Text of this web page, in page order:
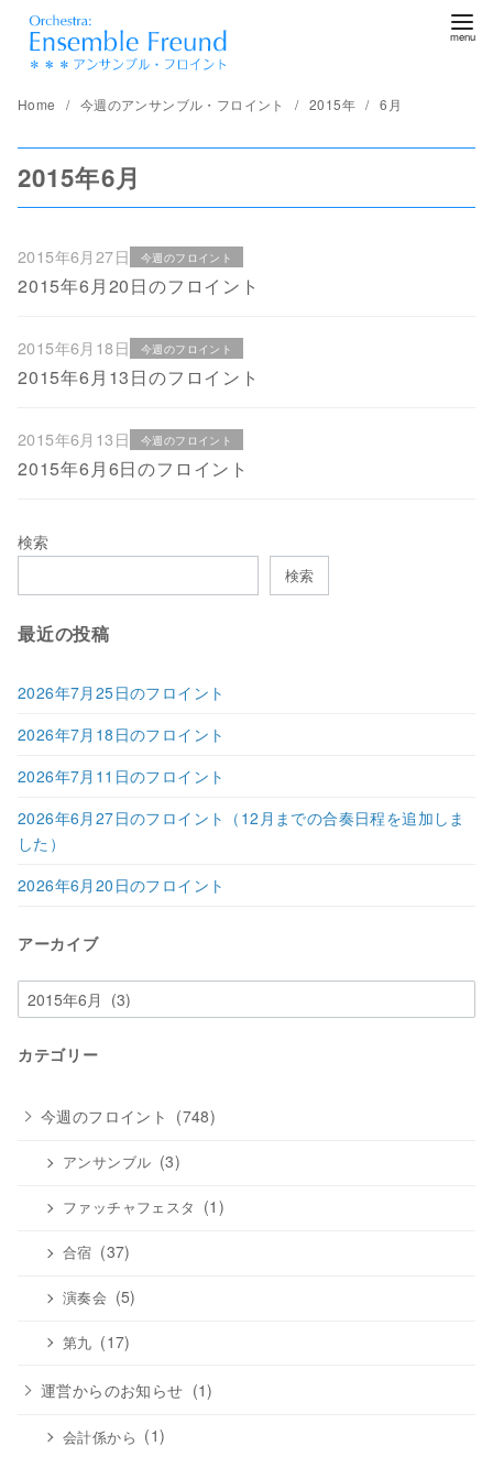
Home 今週のアンサンブル・フロイント 2015年 6月
2015年6月
2015年6月27日 今週のフロイント
2015年6月20日のフロイント
2015年6月18日 今週のフロイント
2015年6月13日のフロイント
2015年6月13日 今週のフロイント
2015年6月6日のフロイント
検索
検索
最近の投稿
2026年7月25日のフロイント
2026年7月18日のフロイント
2026年7月11日のフロイント
2026年6月27日のフロイント（12月までの合奏日程を追加しま
した）
2026年6月20日のフロイント
アーカイブ
ア
ー
イ
カテゴリー
今週のフロイント (748)
アンサンブル (3)
ファッチャフェスタ (1)
合宿 (37)
演奏会 (5)
第九 (17)
運営からのお知らせ (1)
会計係から (1)